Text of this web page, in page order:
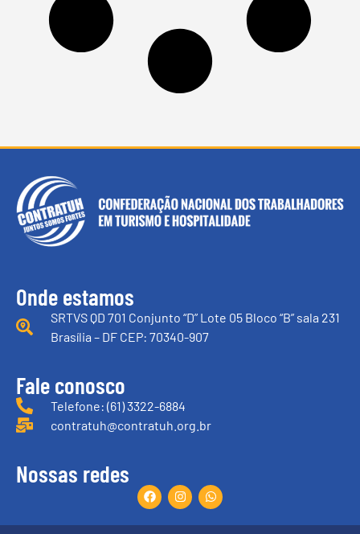
Onde estamos
SRTVS QD 701 Conjunto “D” Lote 05 Bloco “B” sala 231
Brasília – DF CEP: 70340-907
Fale conosco
Telefone: (61) 3322-6884
contratuh@contratuh.org.br
Nossas redes